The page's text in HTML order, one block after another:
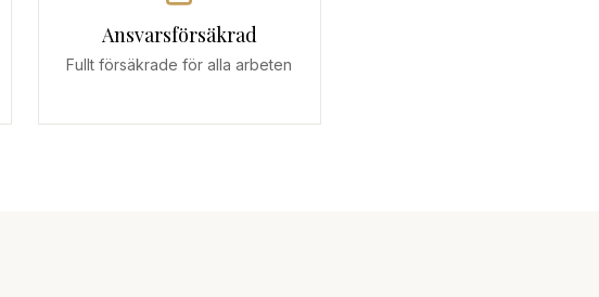
Ansvarsförsäkrad
Fullt försäkrade för alla arbeten